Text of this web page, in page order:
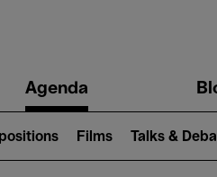
Agenda
Films Talks &